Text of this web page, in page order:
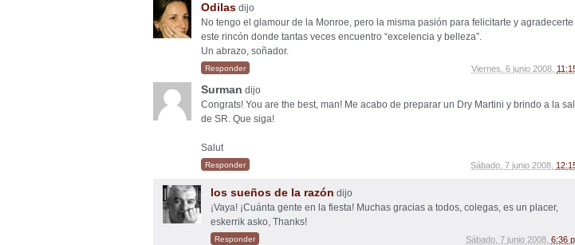
Odilas dijo
No tengo el glamour de la Monroe, pero la misma pasión para felicitarte y agradecerte
este rincón donde tantas veces encuentro “excelencia y belleza”.
Un abrazo, soñador.
Viernes, 6 junio 2008,
Responder
Surman dijo
Congrats! You are the best, man! Me acabo de preparar un Dry Martini y brindo a la
de SR. Que siga!
Salut
Sábado, 7 junio 2008,
Responder
los sueños de la razón dijo
¡Vaya! ¡Cuánta gente en la fiesta! Muchas gracias a todos, colegas, es un placer,
eskerrik asko, Thanks!
Sábado, 7 junio 2008, 6:36
Responder